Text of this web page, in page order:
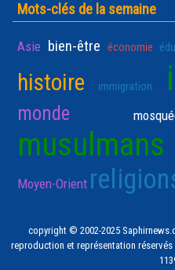
Mots-clés de la semaine
Asie bien-être économie
histoire immigration
monde
musulmans
Moyen-Orient
copyright © 2002-2025
reproduction et représentation